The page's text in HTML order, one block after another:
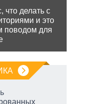
что делать с
и это
поводом для